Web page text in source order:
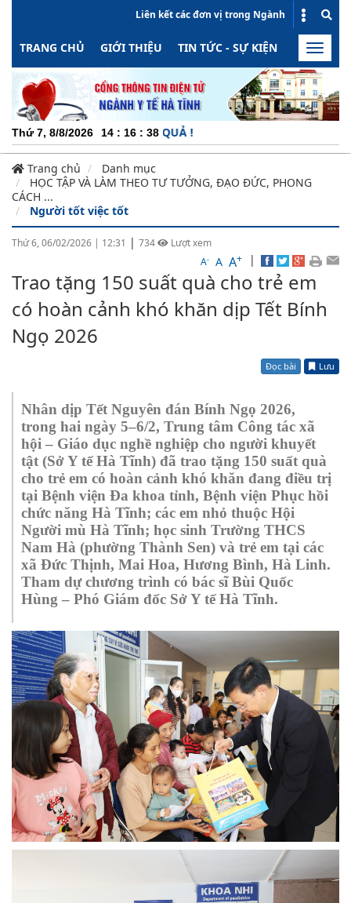
Liên kết các đơn vị trong Ngành
TRANG CHỦ GIỚI THIỆU TIN TỨC - SỰ KIỆN HOẠT
Toggle
Thứ 7, 8/8/2026 14 : 16 : 39
Trang chủ
Danh mục
HỌC TẬP VÀ LÀM THEO TƯ TƯỞNG, ĐẠO ĐỨC, PHONG
CÁCH ...
Người tốt việc tốt
Thứ 6, 06/02/2026 | 12:31 | 734
Lượt xem
A- A A+ |
Trao tặng 150 suất quà cho trẻ em
có hoàn cảnh khó khăn dịp Tết Bính
Ngọ 2026
Đọc bài Lưu
Nhân dịp Tết Nguyên đán Bính Ngọ 2026,
trong hai ngày 5–6/2, Trung tâm Công tác xã
hội – Giáo dục nghề nghiệp cho người khuyết
tật (Sở Y tế Hà Tĩnh) đã trao tặng 150 suất quà
cho trẻ em có hoàn cảnh khó khăn đang điều trị
tại Bệnh viện Đa khoa tỉnh, Bệnh viện Phục hồi
chức năng Hà Tĩnh; các em nhỏ thuộc Hội
Người mù Hà Tĩnh; học sinh Trường THCS
Nam Hà (phường Thành Sen) và trẻ em tại các
xã Đức Thịnh, Mai Hoa, Hương Bình, Hà Linh.
Tham dự chương trình có bác sĩ Bùi Quốc
Hùng – Phó Giám đốc Sở Y tế Hà Tĩnh.